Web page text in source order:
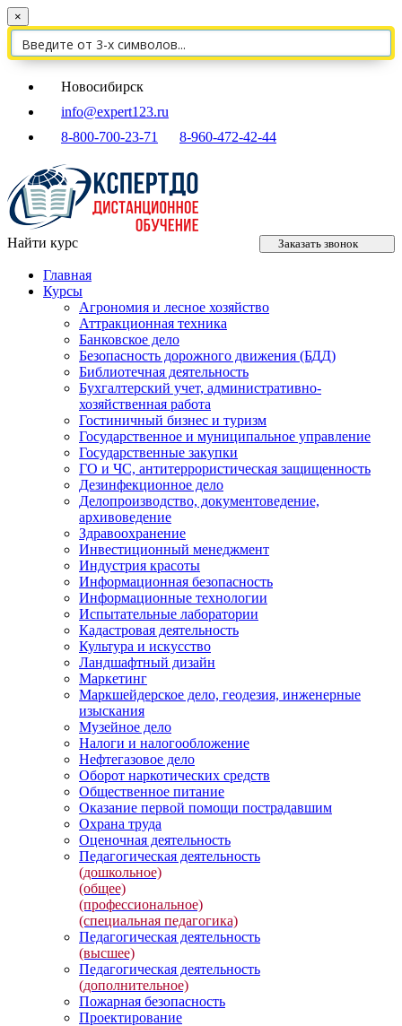
×
Новосибирск
info@expert123.ru
8-800-700-23-71
8-960-472-42-44
Найти курс Заказать звонок
Главная
Курсы
Агрономия и лесное хозяйство
Аттракционная техника
Банковское дело
Безопасность дорожного движения (БДД)
Библиотечная деятельность
Бухгалтерский учет, административно-
хозяйственная работа
Гостиничный бизнес и туризм
Государственное и муниципальное управление
Государственные закупки
ГО и ЧС, антитеррористическая защищенность
Дезинфекционное дело
Делопроизводство, документоведение,
архивоведение
Здравоохранение
Инвестиционный менеджмент
Индустрия красоты
Информационная безопасность
Информационные технологии
Испытательные лаборатории
Кадастровая деятельность
Культура и искусство
Ландшафтный дизайн
Маркетинг
Маркшейдерское дело, геодезия, инженерные
изыскания
Музейное дело
Налоги и налогообложение
Нефтегазовое дело
Оборот наркотических средств
Общественное питание
Оказание первой помощи пострадавшим
Охрана труда
Оценочная деятельность
Педагогическая деятельность
(дошкольное)
(общее)
(профессиональное)
(специальная педагогика)
Педагогическая деятельность
(высшее)
Педагогическая деятельность
(дополнительное)
Пожарная безопасность
Проектирование